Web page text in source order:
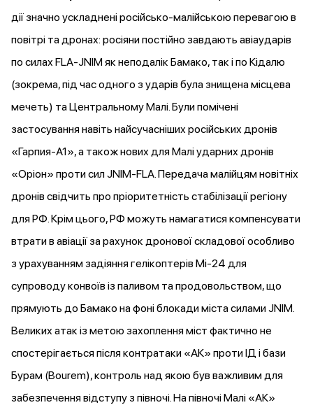
дії значно ускладнені російсько-малійською перевагою в
повітрі та дронах: росіяни постійно завдають авіаударів
по силах FLA-JNIM як неподалік Бамако, так і по Кідалю
(зокрема, під час одного з ударів була знищенамісцева
мечеть) та Центральному Малі. Булипомічені
застосування навіть найсучасніших російських дронів
«Гарпия-А1», а також нових для Малі ударних дронів
«Оріон» проти сил JNIM-FLA. Передача малійцям новітніх
дронів свідчить про пріоритетність стабілізації регіону
для РФ. Крім цього, РФ можуть намагатися компенсувати
втрати в авіації за рахунок дронової складової особливо
з урахуванням задіяння гелікоптерів Мі-24 для
супроводуконвоїв із паливом та продовольством, що
прямують до Бамако на фоні блокади міста силами JNIM.
Великих атак із метою захоплення міст фактично не
спостерігається після контратаки «АК» проти ІД і бази
Бурам (Bourem), контроль над якою був важливим для
забезпечення відступу з півночі. На півночі Малі «АК»